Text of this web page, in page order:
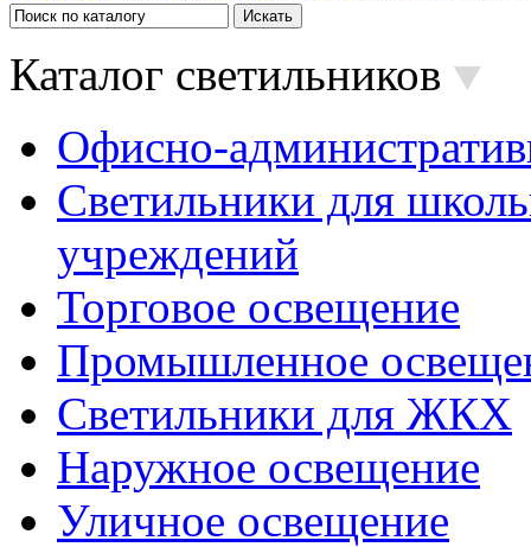
Каталог светильников
Офисно-
Светильники для
учреждений
Торговое освещение
Промышленное
Светильники для ЖКХ
Наружное освещение
Уличное освещение